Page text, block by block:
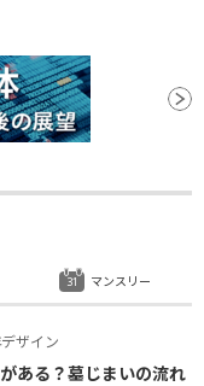
ザイン
ある？墓じまいの流れ
マンスリー